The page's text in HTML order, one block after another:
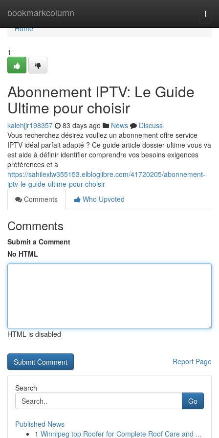
bookmarkcolumn
Home
Home
1
Abonnement IPTV: Le Guide
Ultime pour choisir
kalehjjr198357 83 days ago News
Discuss
Vous recherchez désirez vouliez un abonnement offre service
IPTV idéal parfait adapté ? Ce guide article dossier ultime vous va
est aide à définir identifier comprendre vos besoins exigences
préférences et à
https://sahilexlw355153.elbloglibre.com/41720205/abonnement-
iptv-le-guide-ultime-pour-choisir
Comments
Who Upvoted
Comments
Submit a Comment
No HTML
HTML is disabled
Report Page
Search
Go
Published News
1 Winnipeg top Roofer for Complete Roof Care and ...